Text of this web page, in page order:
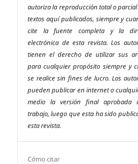
autoriza la reproducción total o
textos aquí publicados, siempre y
cite la fuente completa y la
electrónica de esta revista.Los
tienen el derecho de utilizar sus
para cualquier propósito siempre y
se realice sin fines de lucro. Los
pueden publicar en internet o
medio la versión final aprobada
trabajo, luego que esta ha sido
esta revista.
Cómo citar